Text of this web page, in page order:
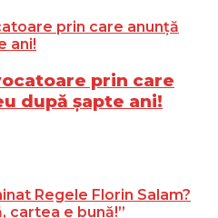
prin care
după șapte ani!